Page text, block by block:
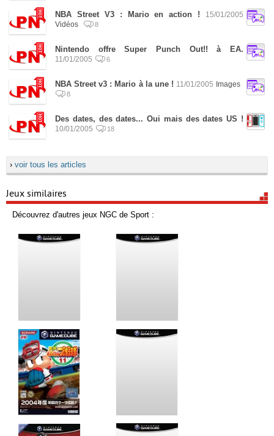
NBA Street V3 : Mario en action !
15/01/2005
Vidéos
8
Nintendo offre Super Punch Out!! à EA.
11/01/2005 6
NBA Street v3 : Mario à la une ! 11/01/2005 Images
8
Des dates, des dates... Oui mais des dates US !
10/01/2005 18
› voir tous les articles
Jeux similaires
Découvrez d'autres jeux NGC de Sport :